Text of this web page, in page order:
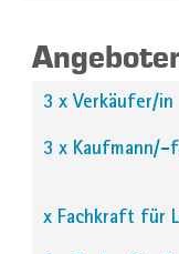
3 x Verkäufer/in
3 x Kaufmann/-
x Fachkraft für